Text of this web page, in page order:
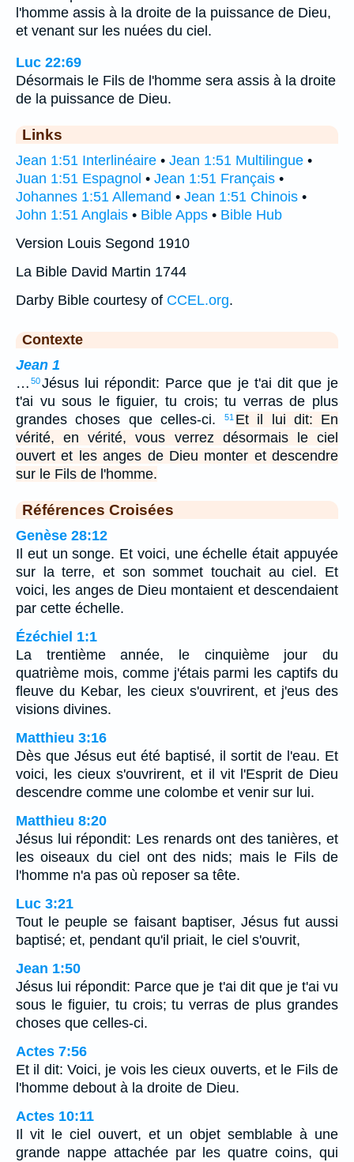
l'homme assis à la droite de la puissance de Dieu,
et venant sur les nuées du ciel.
Luc 22:69
Désormais le Fils de l'homme sera assis à la droite
de la puissance de Dieu.
Links
Jean 1:51 Interlinéaire • Jean 1:51 Multilingue •
Juan 1:51 Espagnol • Jean 1:51 Français •
Johannes 1:51 Allemand • Jean 1:51 Chinois •
John 1:51 Anglais • Bible Apps • Bible Hub
Version Louis Segond 1910
La Bible David Martin 1744
Darby Bible courtesy of CCEL.org.
Contexte
Jean 1
… 50Jésus lui répondit: Parce que je t'ai dit que je
t'ai vu sous le figuier, tu crois; tu verras de plus
grandes choses que celles-ci.
51 Et il lui dit: En
vérité, en vérité, vous verrez désormais le ciel
ouvert et les anges de Dieu monter et descendre
sur le Fils de l'homme.
Références Croisées
Genèse 28:12
Il eut un songe. Et voici, une échelle était appuyée
sur la terre, et son sommet touchait au ciel. Et
voici, les anges de Dieu montaient et descendaient
par cette échelle.
Ézéchiel 1:1
La trentième année, le cinquième jour du
quatrième mois, comme j'étais parmi les captifs du
fleuve du Kebar, les cieux s'ouvrirent, et j'eus des
visions divines.
Matthieu 3:16
Dès que Jésus eut été baptisé, il sortit de l'eau. Et
voici, les cieux s'ouvrirent, et il vit l'Esprit de Dieu
descendre comme une colombe et venir sur lui.
Matthieu 8:20
Jésus lui répondit: Les renards ont des tanières, et
les oiseaux du ciel ont des nids; mais le Fils de
l'homme n'a pas où reposer sa tête.
Luc 3:21
Tout le peuple se faisant baptiser, Jésus fut aussi
baptisé; et, pendant qu'il priait, le ciel s'ouvrit,
Jean 1:50
Jésus lui répondit: Parce que je t'ai dit que je t'ai vu
sous le figuier, tu crois; tu verras de plus grandes
choses que celles-ci.
Actes 7:56
Et il dit: Voici, je vois les cieux ouverts, et le Fils de
l'homme debout à la droite de Dieu.
Actes 10:11
Il vit le ciel ouvert, et un objet semblable à une
grande nappe attachée par les quatre coins, qui